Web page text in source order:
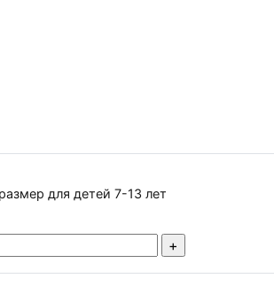
для детей 7-13 лет
+